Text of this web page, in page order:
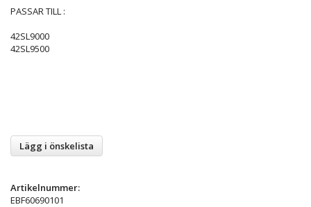
PASSAR TILL :
42SL9000
42SL9500
Lägg i önskelista
Artikelnummer:
EBF60690101